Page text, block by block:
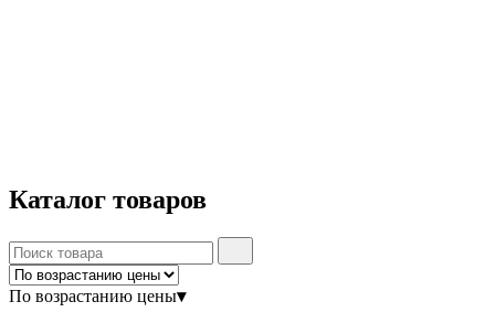
Каталог товаров
По возрастанию цены▾